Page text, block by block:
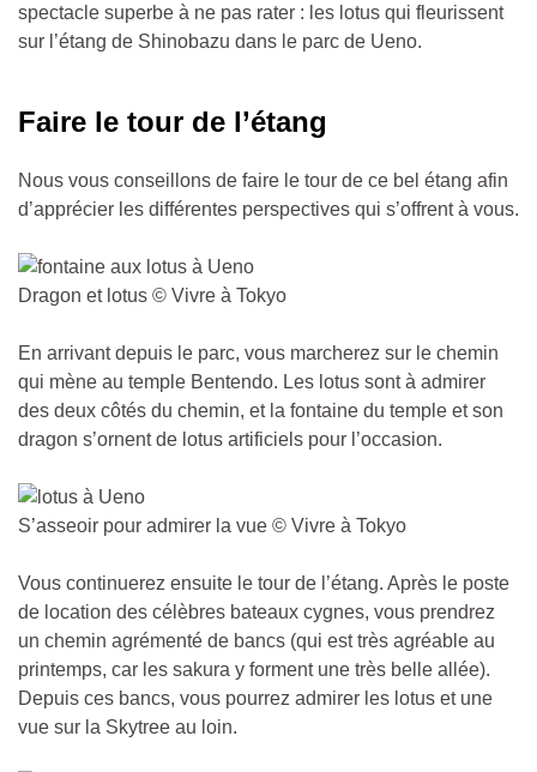
spectacle superbe à ne pas rater : les lotus qui fleurissent
sur l’étang de Shinobazu dans le parc de Ueno.
Faire le tour de l’étang
Nous vous conseillons de faire le tour de ce bel étang afin
d’apprécier les différentes perspectives qui s’offrent à vous.
Dragon et lotus © Vivre à Tokyo
En arrivant depuis le parc, vous marcherez sur le chemin
qui mène au temple Bentendo. Les lotus sont à admirer
des deux côtés du chemin, et la fontaine du temple et son
dragon s’ornent de lotus artificiels pour l’occasion.
S’asseoir pour admirer la vue © Vivre à Tokyo
Vous continuerez ensuite le tour de l’étang. Après le poste
de location des célèbres bateaux cygnes, vous prendrez
un chemin agrémenté de bancs (qui est très agréable au
printemps, car les sakura y forment une très belle allée).
Depuis ces bancs, vous pourrez admirer les lotus et une
vue sur la Skytree au loin.